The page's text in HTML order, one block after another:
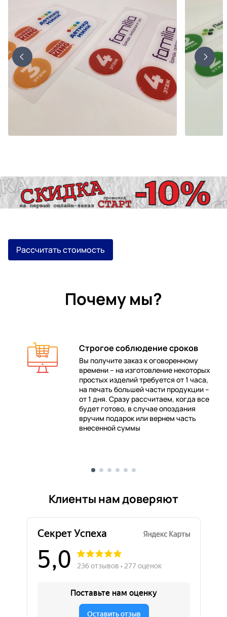
Рассчитать стоимость
Почему мы?
Строгое соблюдение сроков
Вы получите заказ к оговоренному
времени – на изготовление некоторых
простых изделий требуется от 1 часа,
на печать большей части продукции –
от 1 дня. Сразу рассчитаем, когда все
будет готово, в случае опоздания
вручим подарок или вернем часть
внесенной суммы
Клиенты нам доверяют